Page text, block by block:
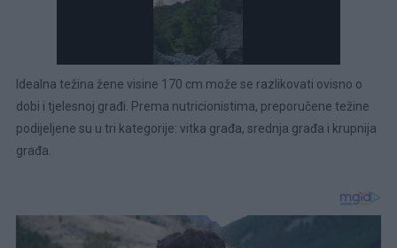
Idealna težina žene visine 170 cm može se razlikovati ovisno o
dobi i tjelesnoj građi. Prema nutricionistima, preporučene težine
podijeljene su u tri kategorije: vitka građa, srednja građa i krupnija
građa.